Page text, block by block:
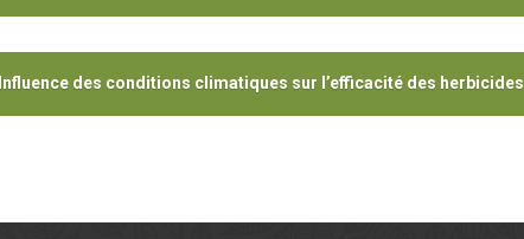
Influence des conditions climatiques sur l’efficacité des herbicides